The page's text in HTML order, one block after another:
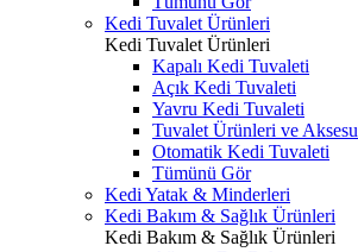
Kedi Tuvalet Ürünleri
Kedi Tuvalet Ürünleri
Kapalı Kedi Tuvaleti
Açık Kedi Tuvaleti
Yavru Kedi Tuvaleti
Tuvalet Ürünleri ve
Otomatik Kedi Tuvaleti
Tümünü Gör
Kedi Yatak & Minderleri
Kedi Bakım & Sağlık Ürünleri
Kedi Bakım & Sağlık Ürünleri